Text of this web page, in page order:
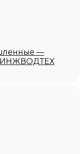
—
ИНЖВОДТЕХ